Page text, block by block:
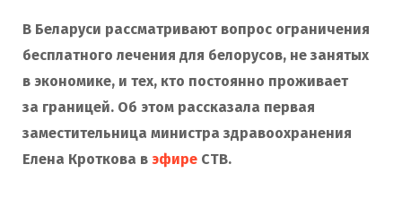
В Беларуси рассматривают вопрос ограничения
бесплатного лечения для белорусов, не занятых
в экономике, и тех, кто постоянно проживает
за границей. Об этом рассказала первая
заместительница министра здравоохранения
Елена Кроткова в эфире СТВ.